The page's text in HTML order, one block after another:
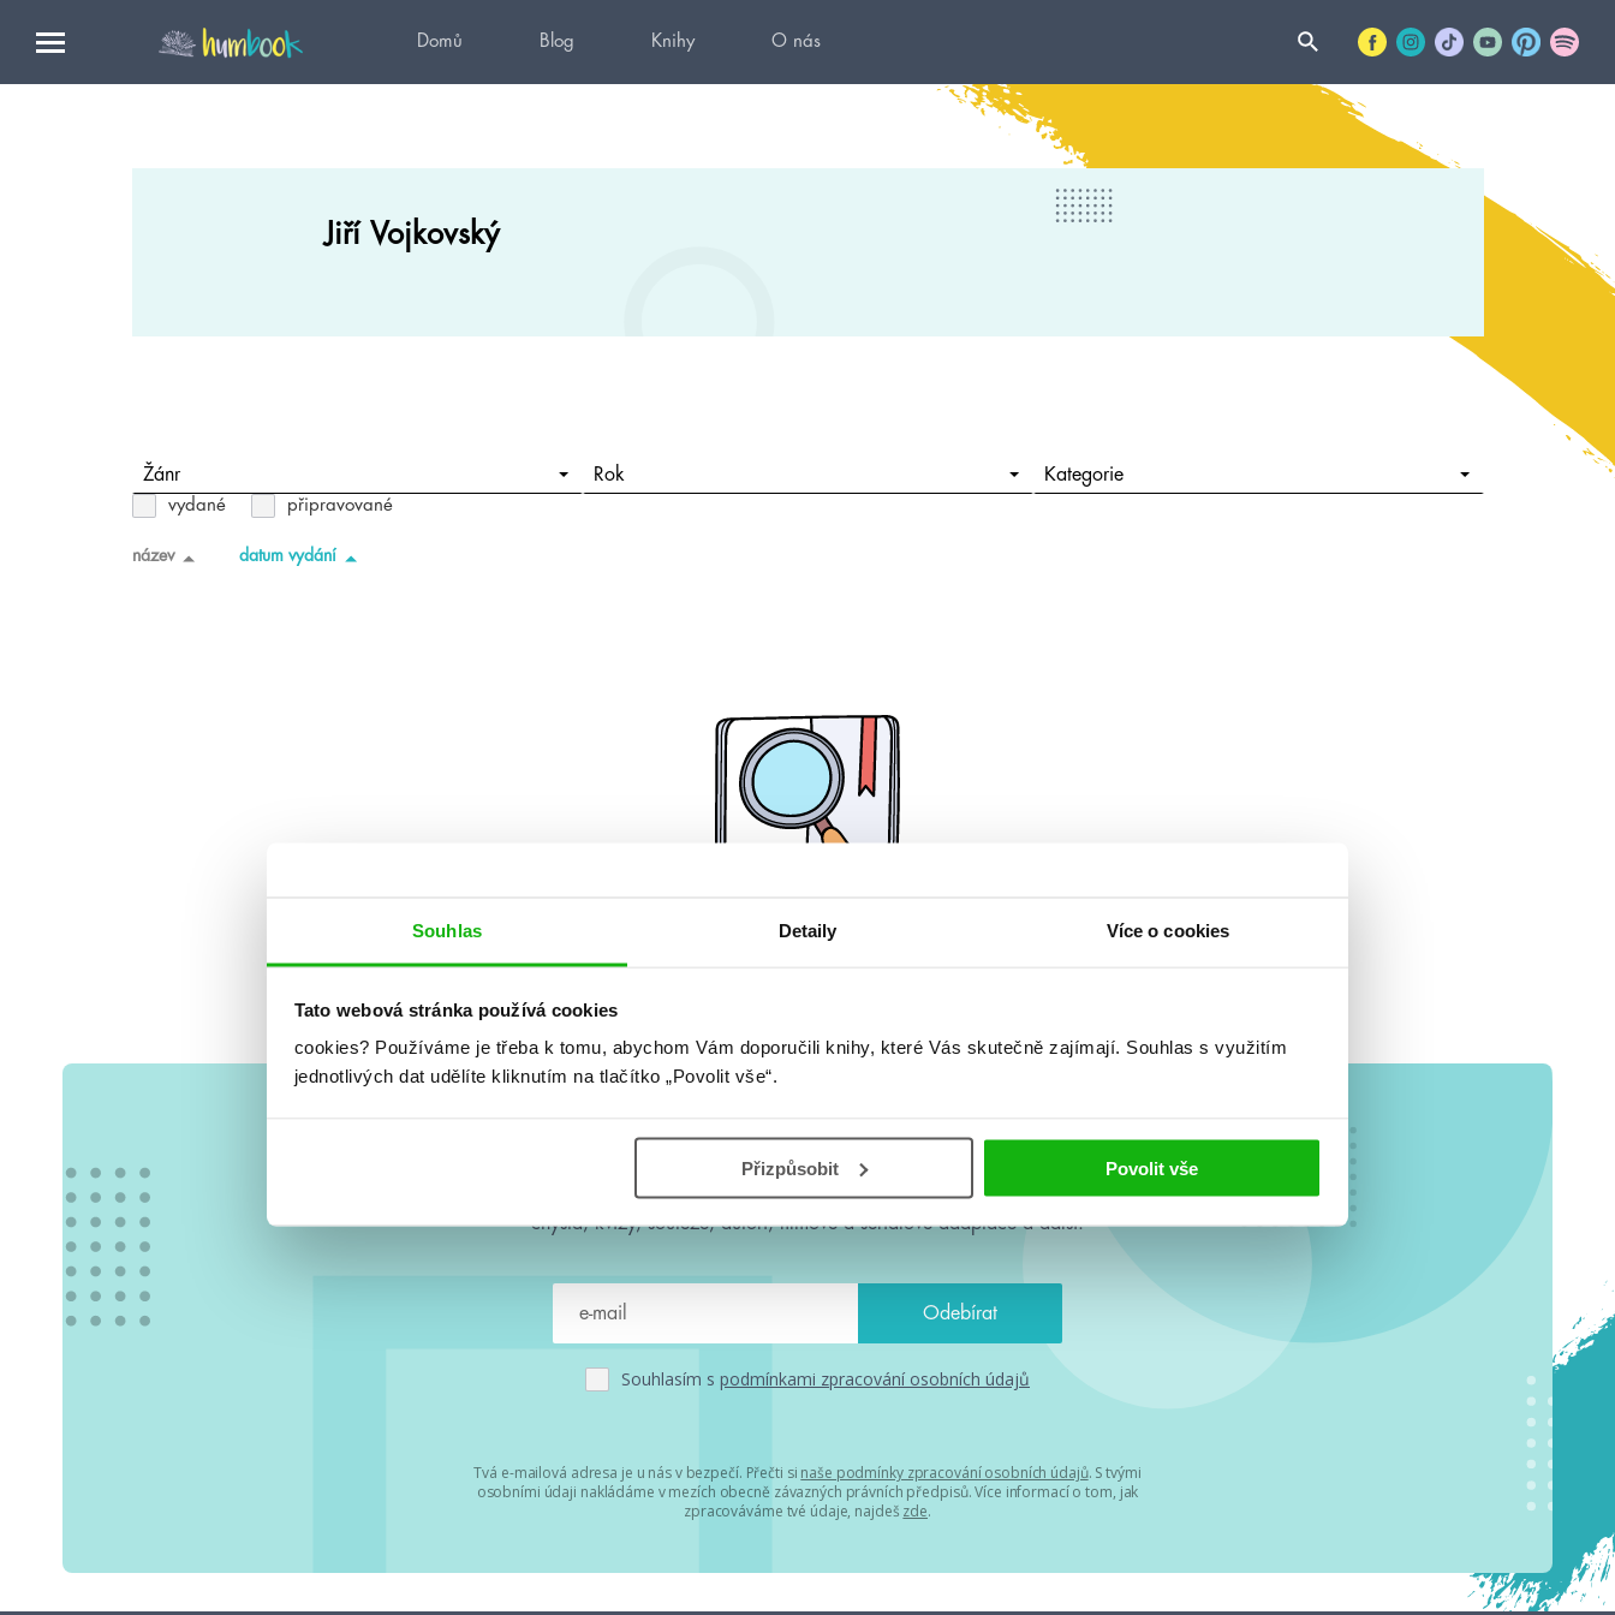
Souhlas Detaily Více o cookies
Tato webová stránka používá cookies
cookies? Používáme je třeba k tomu, abychom Vám doporučili knihy, které Vás skutečně zajímají. Souhlas s využitím
jednotlivých dat udělíte kliknutím na tlačítko „Povolit vše“.
Přizpůsobit Povolit vše
Domů Blog Knihy O nás
Jiří Vojkovský
Žánr Rok Kategorie
vydané připravované
název datum vydání
#HumbookNews
Vše kolem #youngadult každý měsíc rovnou do mailu! Nové knihy, co se
chystá, kvízy, soutěže, autoři, filmové a seriálové adaptace a další.
Souhlasím s podmínkami zpracování osobních údajů
Tvá e-mailová adresa je u nás v bezpečí. Přečti si naše podmínky zpracování osobních údajů. S tvými
osobními údaji nakládáme v mezích obecně závazných právních předpisů. Více informací o tom, jak
zpracováváme tvé údaje, najdeš zde.